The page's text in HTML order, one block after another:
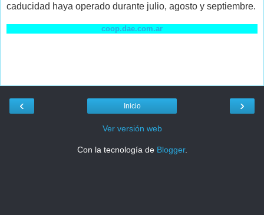
caducidad haya operado durante julio, agosto y septiembre.
coop.dae.com.ar
‹ ›
Inicio
Ver versión web
Con la tecnología de Blogger.